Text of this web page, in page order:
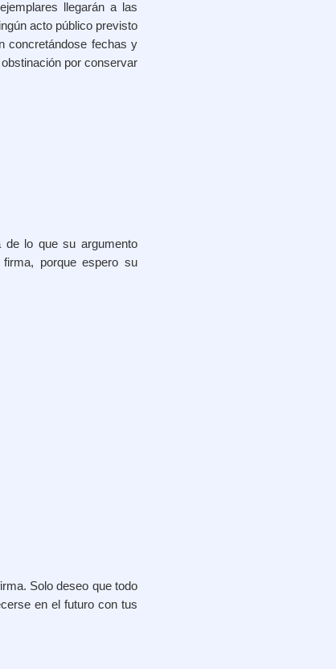
llegarán a las
acto público previsto
concretándose fechas y
por conservar
de lo que su argumento
porque espero su
Solo deseo que todo
en el futuro con tus